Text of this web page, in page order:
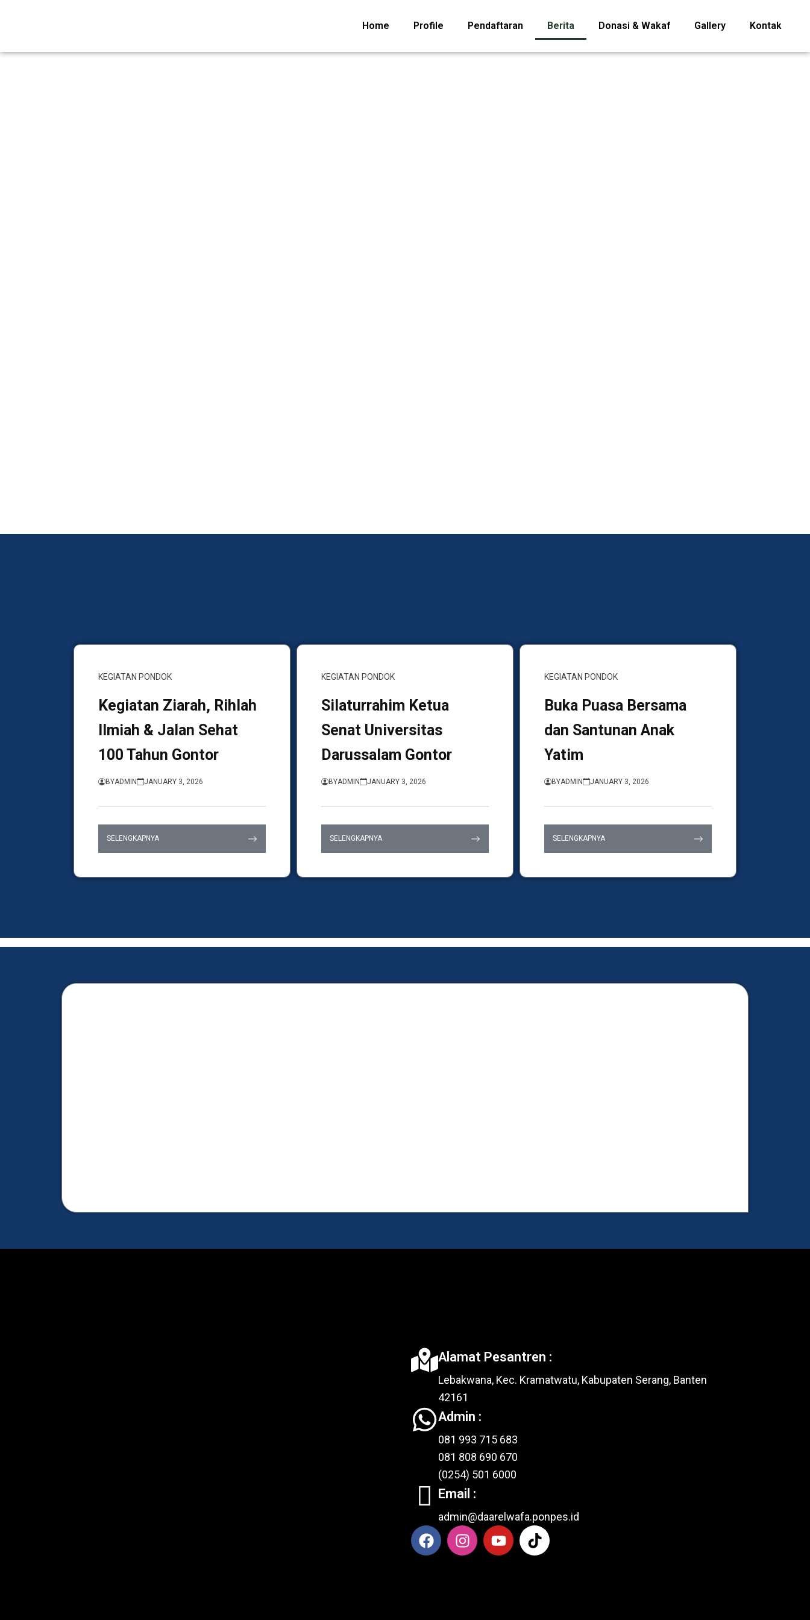
Home Profile Pendaftaran Berita Donasi & Wakaf Gallery Kontak
KEGIATAN PONDOK
Kegiatan Ziarah, Rihlah
Ilmiah & Jalan Sehat
100 Tahun Gontor
BYADMIN JANUARY 3, 2026
SELENGKAPNYA
KEGIATAN PONDOK
Silaturrahim Ketua
Senat Universitas
Darussalam Gontor
BYADMIN JANUARY 3, 2026
SELENGKAPNYA
KEGIATAN PONDOK
Buka Puasa Bersama
dan Santunan Anak
Yatim
BYADMIN JANUARY 3, 2026
SELENGKAPNYA
Alamat Pesantren :
Lebakwana, Kec. Kramatwatu, Kabupaten Serang, Banten
42161
Admin :
081 993 715 683
081 808 690 670
(0254) 501 6000
Email :
admin@daarelwafa.ponpes.id
F
a
I
n
Y
o
T
i